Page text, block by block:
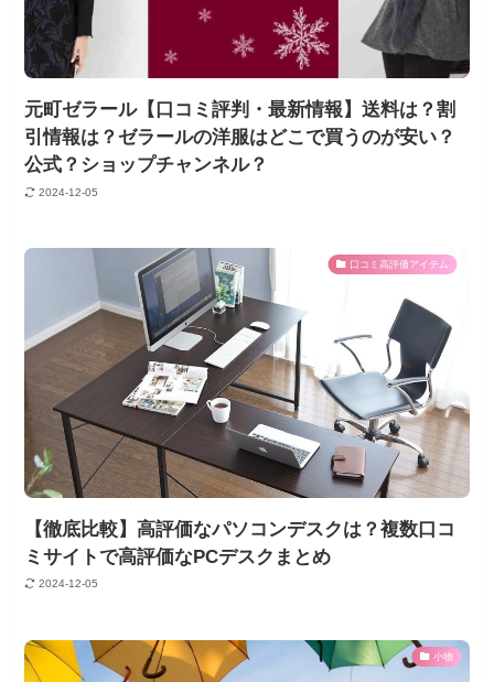
元町ゼラール【口コミ評判・最新情報】送料は？割
引情報は？ゼラールの洋服はどこで買うのが安い？
公式？ショップチャンネル？
2024-12-05
口コミ高評価アイテム
【徹底比較】高評価なパソコンデスクは？複数口コ
ミサイトで高評価なPCデスクまとめ
2024-12-05
小物